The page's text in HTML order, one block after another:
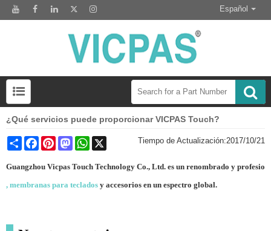
Español
¿Qué servicios puede proporcionar VICPAS Touch?
Share FacebookPinterestMastodonWhatsApp Tiempo de Actualización:2017/10/21
Guangzhou Vicpas Touch Technology Co., Ltd. es un renombrado y
, membranas para teclados y accesorios en un espectro global.